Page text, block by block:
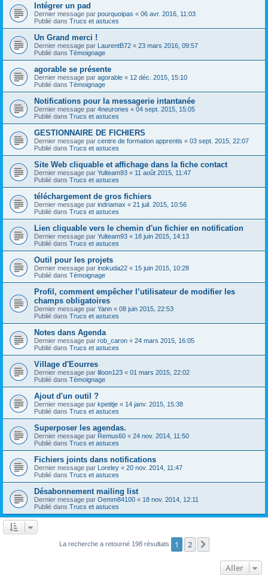
Intégrer un pad
Dernier message par pourquoipas « 06 avr. 2016, 11:03
Publié dans Trucs et astuces
Un Grand merci !
Dernier message par LaurentB72 « 23 mars 2016, 09:57
Publié dans Témoignage
agorable se présente
Dernier message par agorable « 12 déc. 2015, 15:10
Publié dans Témoignage
Notifications pour la messagerie intantanée
Dernier message par 4neurones « 04 sept. 2015, 15:05
Publié dans Trucs et astuces
GESTIONNAIRE DE FICHIERS
Dernier message par centre de formation apprentis « 03 sept. 2015, 22:07
Publié dans Trucs et astuces
Site Web cliquable et affichage dans la fiche contact
Dernier message par Yulteam93 « 11 août 2015, 11:47
Publié dans Trucs et astuces
téléchargement de gros fichiers
Dernier message par indriamax « 21 juil. 2015, 10:56
Publié dans Trucs et astuces
Lien cliquable vers le chemin d'un fichier en notification
Dernier message par Yulteam93 « 18 juin 2015, 14:13
Publié dans Trucs et astuces
Outil pour les projets
Dernier message par inokuda22 « 15 juin 2015, 10:28
Publié dans Témoignage
Profil, comment empêcher l’utilisateur de modifier les
champs obligatoires
Dernier message par Yann « 08 juin 2015, 22:53
Publié dans Trucs et astuces
Notes dans Agenda
Dernier message par rob_caron « 24 mars 2015, 16:05
Publié dans Trucs et astuces
Village d'Eourres
Dernier message par liloon123 « 01 mars 2015, 22:02
Publié dans Témoignage
Ajout d'un outil ?
Dernier message par kpetitje « 14 janv. 2015, 15:38
Publié dans Trucs et astuces
Superposer les agendas.
Dernier message par Remus60 « 24 nov. 2014, 11:50
Publié dans Trucs et astuces
Fichiers joints dans notifications
Dernier message par Loreley « 20 nov. 2014, 11:47
Publié dans Trucs et astuces
Désabonnement mailing list
Dernier message par Oemm84100 « 18 nov. 2014, 12:11
Publié dans Trucs et astuces
La recherche a retourné 198 résultats 1 2
Aller